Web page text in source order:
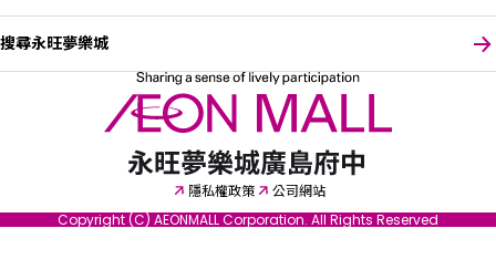
請選擇您偏好的語言
搜尋永旺夢樂城
隱私權政策
公司網站
Copyright (C) AEONMALL Corporation. All Rights Reserved